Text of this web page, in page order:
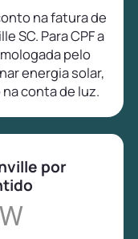
na fatura de
SC. Para CPF a
pelo
energia solar,
conta de luz.
por